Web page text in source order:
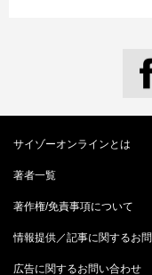
サイゾーオンラインとは
著者一覧
著作権/免責事項について
情報提供／記事に関するお
広告に関するお問い合わせ